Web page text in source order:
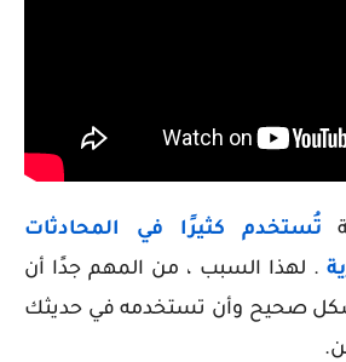
تُستخدم كثيرًا في المحادثات
. لهذا السبب ، من المهم جدًا أن
صحيح وأن تستخدمه في حديثك